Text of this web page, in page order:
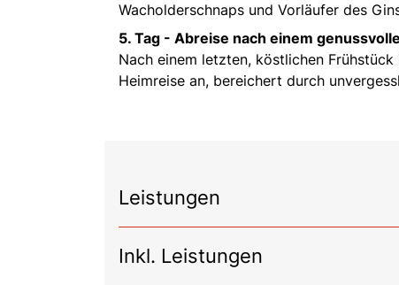
Wacholderschnaps und Vorläufer des
5. Tag - Abreise nach einem
Nach einem letzten, köstlichen
Heimreise an, bereichert durch
Leistungen
Inkl. Leistungen